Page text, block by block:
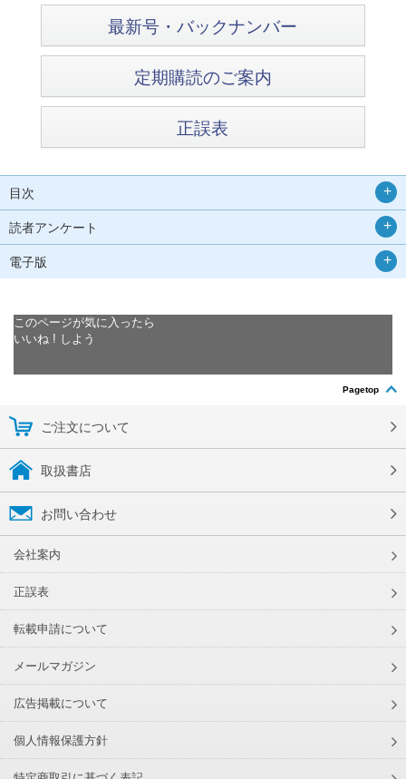
最新号・バックナンバー
定期購読のご案内
正誤表
目次
読者アンケート
電子版
このページが気に入ったら
いいね ! しよう
Pagetop
ご注文について
取扱書店
お問い合わせ
会社案内
正誤表
転載申請について
メールマガジン
広告掲載について
個人情報保護方針